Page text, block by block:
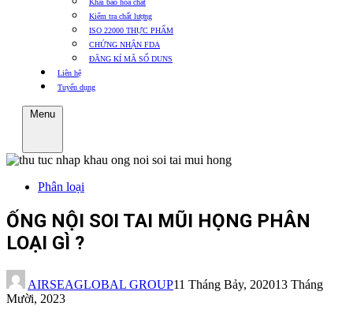
Khai báo hóa chất
Kiểm tra chất lượng
ISO 22000 THỰC PHẨM
CHỨNG NHẬN FDA
ĐĂNG KÍ MÃ SỐ DUNS
Liên hệ
Tuyển dụng
Menu
Phân loại
ỐNG NỘI SOI TAI MŨI HỌNG PHÂN
LOẠI GÌ ?
AIRSEAGLOBAL GROUP11 Tháng Bảy, 202013 Tháng
Mười, 2023